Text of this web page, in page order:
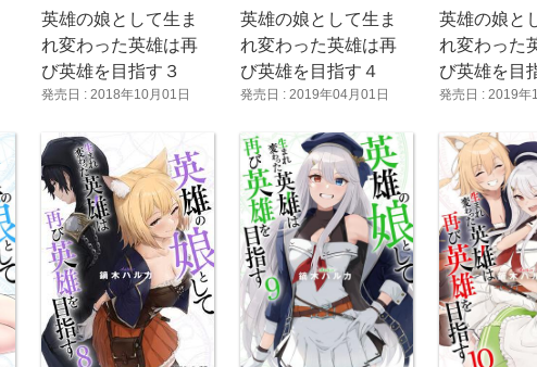
英雄の娘として生ま
れ変わった英雄は再
び英雄を目指す３
発売日 : 2018年10月01日
英雄の娘として生ま
れ変わった英雄は再
び英雄を目指す４
発売日 : 2019年04月01日
英雄の娘と
れ変わった
び英雄を目
発売日 : 2019年